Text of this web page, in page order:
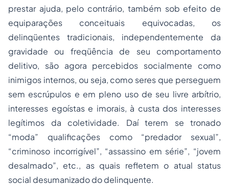
prestar ajuda, pelo contrário, também sob efeito de
equiparações conceituais equivocadas, os
delinqüentes tradicionais, independentemente da
gravidade ou freqüência de seu comportamento
delitivo, são agora percebidos socialmente como
inimigos internos, ou seja, como seres que perseguem
sem escrúpulos e em pleno uso de seu livre arbítrio,
interesses egoístas e imorais, à custa dos interesses
legítimos da coletividade. Daí terem se tronado
“moda” qualificações como “predador sexual”,
“criminoso incorrigível”, “assassino em série”, “jovem
desalmado”, etc., as quais refletem o atual status
social desumanizado do delinquente.